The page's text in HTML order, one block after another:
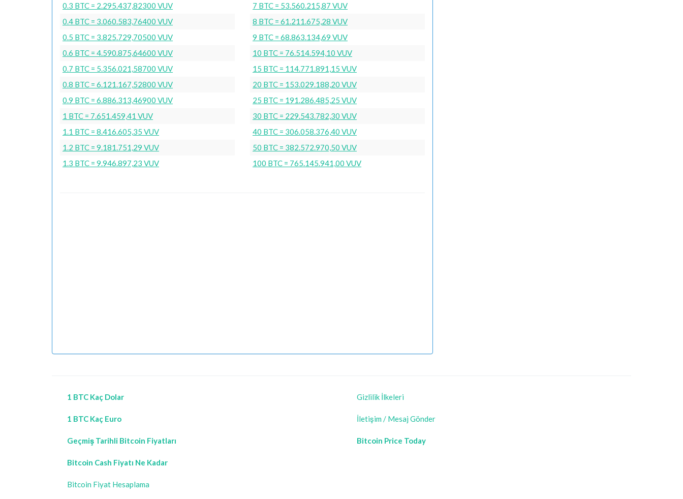
0.3 BTC = 2.295.437,82300 VUV
0.4 BTC = 3.060.583,76400 VUV
0.5 BTC = 3.825.729,70500 VUV
0.6 BTC = 4.590.875,64600 VUV
0.7 BTC = 5.356.021,58700 VUV
0.8 BTC = 6.121.167,52800 VUV
0.9 BTC = 6.886.313,46900 VUV
1 BTC = 7.651.459,41 VUV
1.1 BTC = 8.416.605,35 VUV
1.2 BTC = 9.181.751,29 VUV
1.3 BTC = 9.946.897,23 VUV
7 BTC = 53.560.215,87 VUV
8 BTC = 61.211.675,28 VUV
9 BTC = 68.863.134,69 VUV
10 BTC = 76.514.594,10 VUV
15 BTC = 114.771.891,15 VUV
20 BTC = 153.029.188,20 VUV
25 BTC = 191.286.485,25 VUV
30 BTC = 229.543.782,30 VUV
40 BTC = 306.058.376,40 VUV
50 BTC = 382.572.970,50 VUV
100 BTC = 765.145.941,00 VUV
1 BTC Kaç Dolar
1 BTC Kaç Euro
Geçmiş Tarihli Bitcoin Fiyatları
Bitcoin Cash Fiyatı Ne Kadar
Bitcoin Fiyat Hesaplama
Gizlilik İlkeleri
İletişim / Mesaj Gönder
Bitcoin Price Today